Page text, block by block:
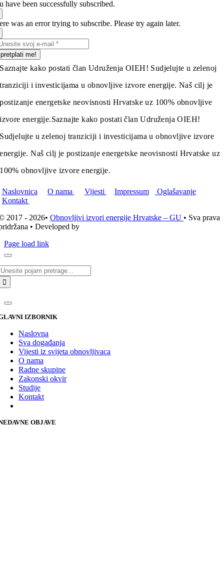
have been successfully subscribed.
was an error trying to subscribe. Please try again later.
pretplati me!
Saznajte kako postati član Udruženja OIEH! Sudjelujte u zelenoj
tranziciji i investicijama u obnovljive izvore energije. Naš cilj je
postizanje energetske neovisnosti Hrvatske uz 100% obnovljive
izvore energije.Saznajte kako postati član Udruženja OIEH!
Sudjelujte u zelenoj tranziciji i investicijama u obnovljive izvore
energije. Naš cilj je postizanje energetske neovisnosti Hrvatske uz
100% obnovljive izvore energije.
Naslovnica O nama Vijesti Impressum
Oglašavanje
Kontakt
2017 - 2026•Obnovljivi izvori energije Hrvatske – GU • Sva prava
• Developed by
Page load link
IZBORNIK
Naslovna
Sva događanja
Vijesti iz svijeta obnovljivaca
O nama
Radne skupine
Zakonski okvir
Studije
Kontakt
OBJAVE